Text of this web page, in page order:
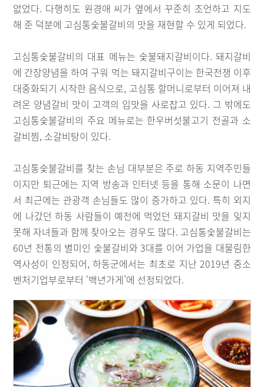
없었다. 다행히도 원경애 씨가 옆에서 꾸준히 조언하고 지도
해 준 덕분에 고심통숯불갈비의 맛을 재현할 수 있게 되었다.
고심통숯불갈비의 대표 메뉴는 숯불돼지갈비이다. 돼지갈비
에 간장양념을 하여 구워 먹는 돼지갈비구이는 한국전쟁 이후
대중화되기 시작한 음식으로, 고심통 할머니로부터 이어져 내
려온 양념갈비 맛이 고객의 입맛을 사로잡고 있다. 그 밖에도
고심통숯불갈비의 주요 메뉴로는 한우버섯불고기 전골과 소
갈비찜, 소갈비탕이 있다.
고심통숯불갈비를 찾는 손님 대부분은 주로 하동 지역주민들
이지만 퇴근에는 지역 방송과 인터넷 등을 통해 소문이 나면
서 최근에는 관광객 손님들도 많이 증가하고 있다. 특히 외지
에 나갔던 하동 사람들이 예전에 먹었던 돼지갈비 맛을 잊지
못해 자녀들과 함께 찾아오는 경우도 많다. 고심통숯불갈비는
60년 전통의 별미인 숯불갈비와 3대를 이어 가업을 대물림한
역사성이 인정되어, 하동군에서는 최초로 지난 2019년 중소
벤처기업부로부터 ‘백년가게’에 선정되었다.